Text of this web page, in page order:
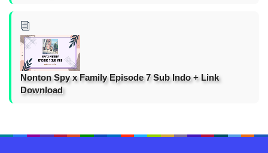
Nonton Spy x Family Episode 7 Sub Indo + Link
Download